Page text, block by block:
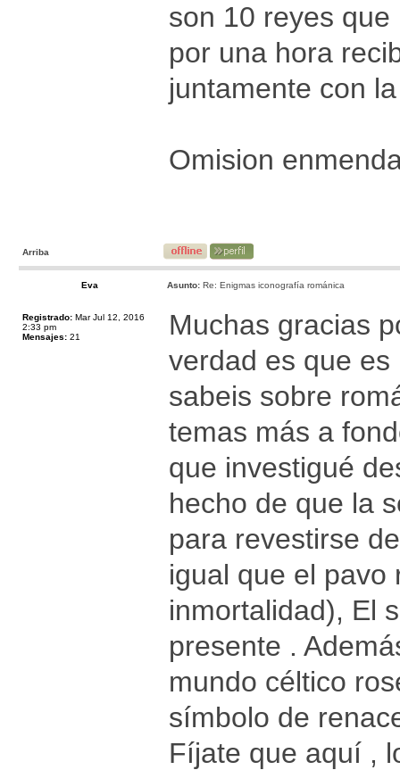
son 10 reyes
por una hora
juntamente con
Omision
Arriba
Eva Asunto: Re: Enigmas iconografía románica
Registrado: Mar Jul 12, 2016
2:33 pm
Mensajes: 21
Muchas gracias
verdad es que
sabeis sobre
temas más a
que investigué
hecho de que la
para revestirse
igual que el pavo
inmortalidad), El
presente .
mundo céltico
símbolo de
Fíjate que aquí ,